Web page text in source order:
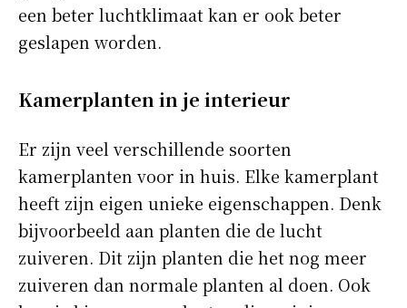
een beter luchtklimaat kan er ook beter
geslapen worden.
Kamerplanten in je interieur
Er zijn veel verschillende soorten
kamerplanten voor in huis. Elke kamerplant
heeft zijn eigen unieke eigenschappen. Denk
bijvoorbeeld aan planten die de lucht
zuiveren. Dit zijn planten die het nog meer
zuiveren dan normale planten al doen. Ook